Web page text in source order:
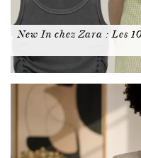
New In chez Zara : Les